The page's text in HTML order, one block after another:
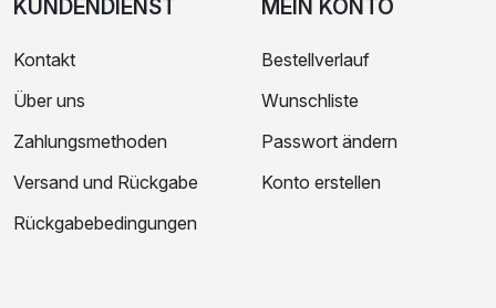
KUNDENDIENST
Kontakt
Über uns
Zahlungsmethoden
Versand und Rückgabe
Rückgabebedingungen
MEIN KONTO
Bestellverlauf
Wunschliste
Passwort ändern
Konto erstellen